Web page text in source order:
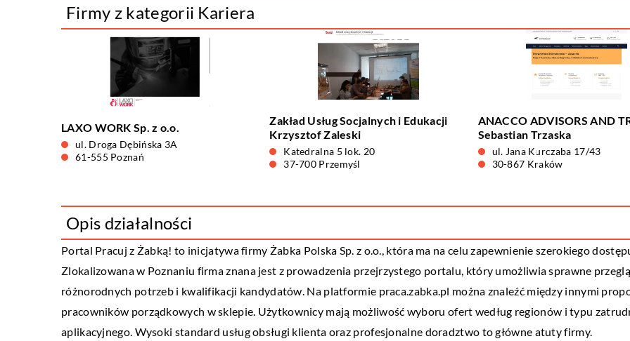
Firmy z kategorii Kariera
LAXO WORK Sp. z o.o.
ul. Droga Dębińska 3A
61-555 Poznań
Zakład Usług Socjalnych i Edukacji
Krzysztof Zaleski
Katedralna 5 lok. 20
37-700 Przemyśl
ANACCO ADVISORS AND
Sebastian Trzaska
ul. Jana Kurczaba 17/43
30-867 Kraków
Opis działalności
Portal Pracuj z Żabką! to inicjatywa firmy Żabka Polska Sp. z o.o., która ma na celu zapewnienie szerokiego
Zlokalizowana w Poznaniu firma znana jest z prowadzenia przejrzystego portalu, który umożliwia sprawne
różnorodnych potrzeb i kwalifikacji kandydatów. Na platformie praca.zabka.pl można znaleźć między innymi
pracowników porządkowych w sklepie. Użytkownicy mają możliwość wyboru ofert według regionów i typu
aplikacyjnego. Wysoki standard usług obsługi klienta oraz profesjonalne doradztwo to główne atuty firmy.